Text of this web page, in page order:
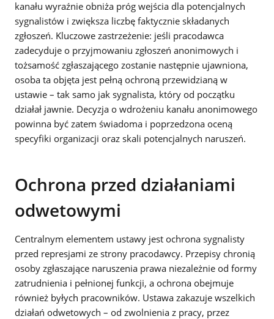
kanału wyraźnie obniża próg wejścia dla potencjalnych
sygnalistów i zwiększa liczbę faktycznie składanych
zgłoszeń. Kluczowe zastrzeżenie: jeśli pracodawca
zadecyduje o przyjmowaniu zgłoszeń anonimowych i
tożsamość zgłaszającego zostanie następnie ujawniona,
osoba ta objęta jest pełną ochroną przewidzianą w
ustawie – tak samo jak sygnalista, który od początku
działał jawnie. Decyzja o wdrożeniu kanału anonimowego
powinna być zatem świadoma i poprzedzona oceną
specyfiki organizacji oraz skali potencjalnych naruszeń.
Ochrona przed działaniami
odwetowymi
Centralnym elementem ustawy jest ochrona sygnalisty
przed represjami ze strony pracodawcy. Przepisy chronią
osoby zgłaszające naruszenia prawa niezależnie od formy
zatrudnienia i pełnionej funkcji, a ochrona obejmuje
również byłych pracowników. Ustawa zakazuje wszelkich
działań odwetowych – od zwolnienia z pracy, przez